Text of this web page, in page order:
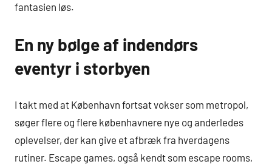
fantasien løs.
En ny bølge af indendørs
eventyr i storbyen
I takt med at København fortsat vokser som metropol,
søger flere og flere københavnere nye og anderledes
oplevelser, der kan give et afbræk fra hverdagens
rutiner. Escape games, også kendt som escape rooms,